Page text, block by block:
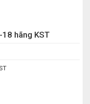
hãng KST